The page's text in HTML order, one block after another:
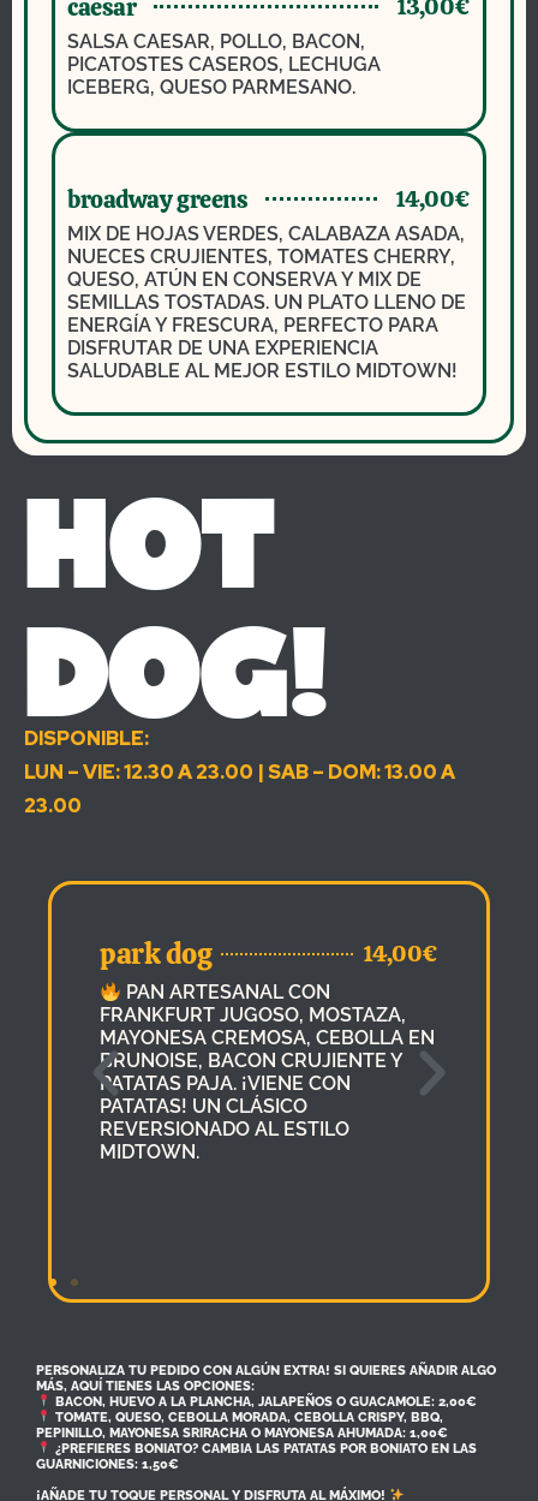
caesar 13,00€
SALSA CAESAR, POLLO, BACON,
PICATOSTES CASEROS, LECHUGA
ICEBERG, QUESO PARMESANO.
broadway greens 14,00€
MIX DE HOJAS VERDES, CALABAZA ASADA,
NUECES CRUJIENTES, TOMATES CHERRY,
QUESO, ATÚN EN CONSERVA Y MIX DE
SEMILLAS TOSTADAS. UN PLATO LLENO DE
ENERGÍA Y FRESCURA, PERFECTO PARA
DISFRUTAR DE UNA EXPERIENCIA
SALUDABLE AL MEJOR ESTILO MIDTOWN!
HOT
DOG!
DISPONIBLE:
LUN – VIE: 12.30 A 23.00 | SAB – DOM: 13.00 A
23.00
park dog 14,00€
PAN ARTESANAL CON
FRANKFURT JUGOSO, MOSTAZA,
MAYONESA CREMOSA, CEBOLLA EN
BRUNOISE, BACON CRUJIENTE Y
PATATAS PAJA. ¡VIENE CON
PATATAS! UN CLÁSICO
REVERSIONADO AL ESTILO
MIDTOWN.
PERSONALIZA TU PEDIDO CON ALGÚN EXTRA! SI QUIERES AÑADIR ALGO
MÁS, AQUÍ TIENES LAS OPCIONES:
BACON, HUEVO A LA PLANCHA, JALAPEÑOS O GUACAMOLE: 2,00€
TOMATE, QUESO, CEBOLLA MORADA, CEBOLLA CRISPY, BBQ,
PEPINILLO, MAYONESA SRIRACHA O MAYONESA AHUMADA: 1,00€
¿PREFIERES BONIATO? CAMBIA LAS PATATAS POR BONIATO EN LAS
GUARNICIONES: 1,50€
¡AÑADE TU TOQUE PERSONAL Y DISFRUTA AL MÁXIMO!